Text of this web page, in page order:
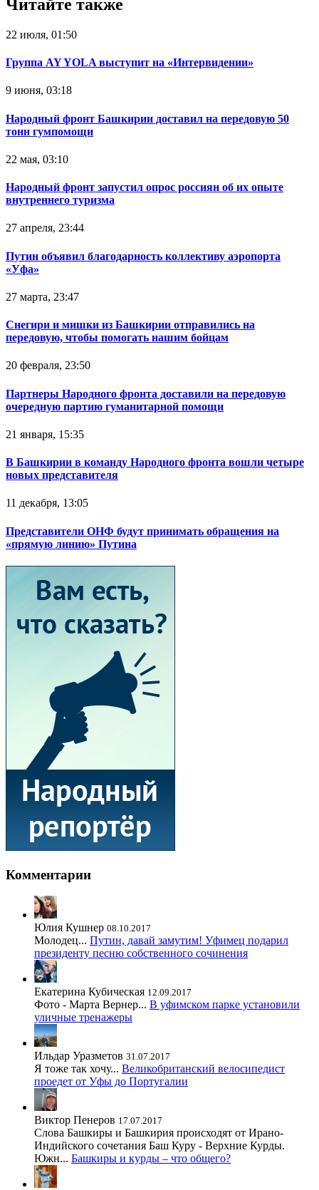
Читайте также
22 июля, 01:50
Группа AY YOLA выступит на «Интервидении»
9 июня, 03:18
Народный фронт Башкирии доставил на передовую 50
тонн гумпомощи
22 мая, 03:10
Народный фронт запустил опрос россиян об их опыте
внутреннего туризма
27 апреля, 23:44
Путин объявил благодарность коллективу аэропорта
«Уфа»
27 марта, 23:47
Снегири и мишки из Башкирии отправились на
передовую, чтобы помогать нашим бойцам
20 февраля, 23:50
Партнеры Народного фронта доставили на передовую
очередную партию гуманитарной помощи
21 января, 15:35
В Башкирии в команду Народного фронта вошли четыре
новых представителя
11 декабря, 13:05
Представители ОНФ будут принимать обращения на
«прямую линию» Путина
Комментарии
Юлия Кушнер 08.10.2017
Молодец... Путин, давай замутим! Уфимец подарил
президенту песню собственного сочинения
Екатерина Кубическая 12.09.2017
Фото - Марта Вернер... В уфимском парке установили
уличные тренажеры
Ильдар Уразметов 31.07.2017
Я тоже так хочу... Великобританский велосипедист
проедет от Уфы до Португалии
Виктор Пенеров 17.07.2017
Слова Башкиры и Башкирия происходят от Ирано-
Индийского сочетания Баш Куру - Верхние Курды.
Южн... Башкиры и курды – что общего?